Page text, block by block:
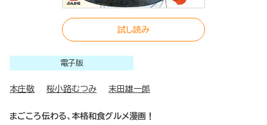
試し読み
電子版
本庄敬 桜小路むつみ 末田雄一郎
まごころ伝わる、本格和食グルメ漫画！